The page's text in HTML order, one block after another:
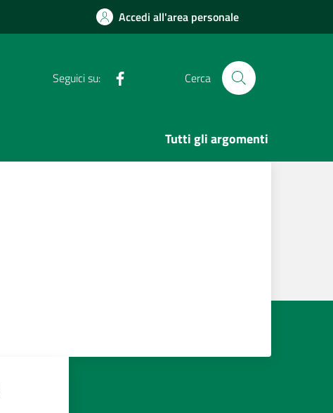
Accedi all'area personale
Seguici su: Cerca
Tutti gli argomenti